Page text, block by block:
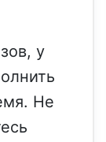
у
Не